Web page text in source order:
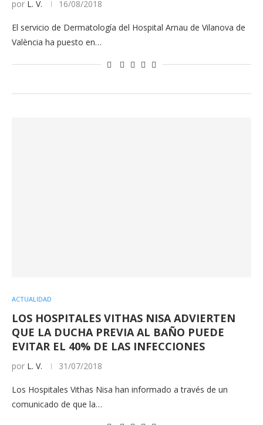
por L. V. 16/08/2018
El servicio de Dermatología del Hospital Arnau de Vilanova de
València ha puesto en…
ACTUALIDAD
LOS HOSPITALES VITHAS NISA ADVIERTEN
QUE LA DUCHA PREVIA AL BAÑO PUEDE
EVITAR EL 40% DE LAS INFECCIONES
por L. V. 31/07/2018
Los Hospitales Vithas Nisa han informado a través de un
comunicado de que la…